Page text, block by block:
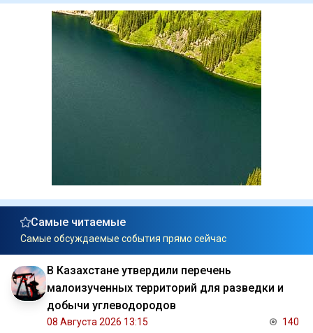
Самые читаемые
Самые обсуждаемые события прямо сейчас
В Казахстане утвердили перечень
малоизученных территорий для разведки и
добычи углеводородов
08 Августа 2026 13:15 140